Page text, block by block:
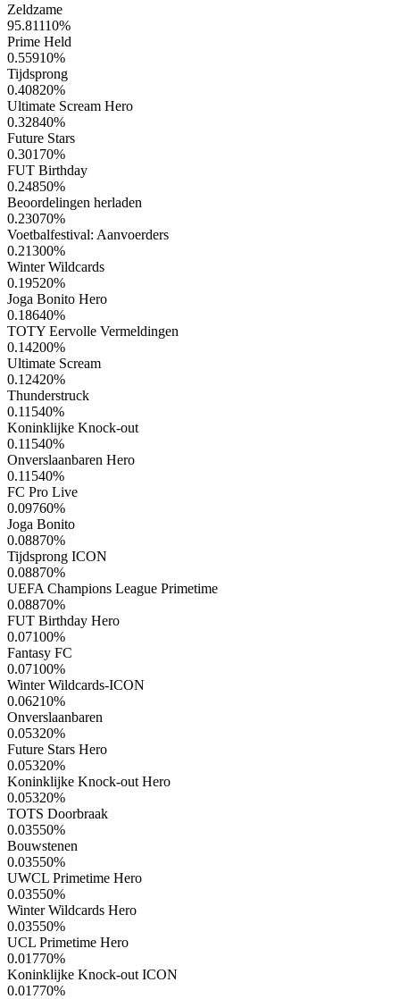
Zeldzame
95.81110%
Prime Held
0.55910%
Tijdsprong
0.40820%
Ultimate Scream Hero
0.32840%
Future Stars
0.30170%
FUT Birthday
0.24850%
Beoordelingen herladen
0.23070%
Voetbalfestival: Aanvoerders
0.21300%
Winter Wildcards
0.19520%
Joga Bonito Hero
0.18640%
TOTY Eervolle Vermeldingen
0.14200%
Ultimate Scream
0.12420%
Thunderstruck
0.11540%
Koninklijke Knock-out
0.11540%
Onverslaanbaren Hero
0.11540%
FC Pro Live
0.09760%
Joga Bonito
0.08870%
Tijdsprong ICON
0.08870%
UEFA Champions League Primetime
0.08870%
FUT Birthday Hero
0.07100%
Fantasy FC
0.07100%
Winter Wildcards-ICON
0.06210%
Onverslaanbaren
0.05320%
Future Stars Hero
0.05320%
Koninklijke Knock-out Hero
0.05320%
TOTS Doorbraak
0.03550%
Bouwstenen
0.03550%
UWCL Primetime Hero
0.03550%
Winter Wildcards Hero
0.03550%
UCL Primetime Hero
0.01770%
Koninklijke Knock-out ICON
0.01770%